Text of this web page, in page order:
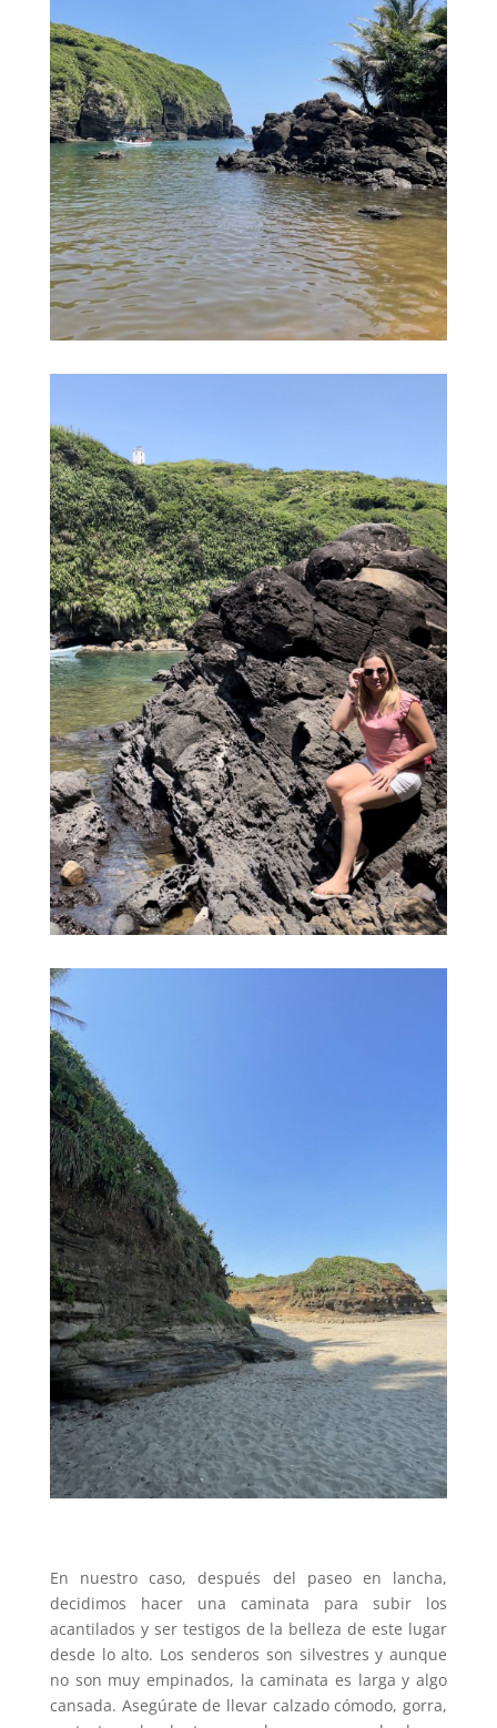
En nuestro caso, después del paseo en lancha,
decidimos hacer una caminata para subir los
acantilados y ser testigos de la belleza de este lugar
desde lo alto. Los senderos son silvestres y aunque
no son muy empinados, la caminata es larga y algo
cansada. Asegúrate de llevar calzado cómodo, gorra,